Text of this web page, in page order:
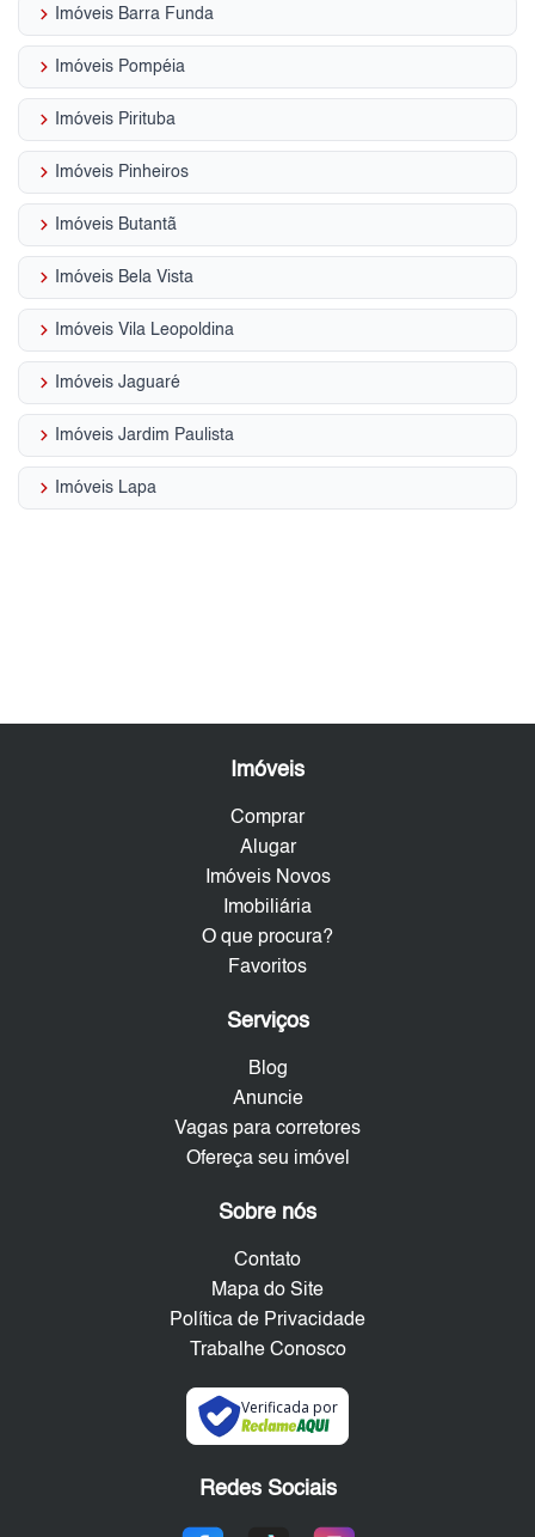
keyboard_arrow_right Imóveis Barra Funda
keyboard_arrow_right Imóveis Pompéia
keyboard_arrow_right Imóveis Pirituba
keyboard_arrow_right Imóveis Pinheiros
keyboard_arrow_right Imóveis Butantã
keyboard_arrow_right Imóveis Bela Vista
keyboard_arrow_right Imóveis Vila Leopoldina
keyboard_arrow_right Imóveis Jaguaré
keyboard_arrow_right Imóveis Jardim Paulista
keyboard_arrow_right Imóveis Lapa
Imóveis
Comprar
Alugar
Imóveis Novos
Imobiliária
O que procura?
Favoritos
Serviços
Blog
Anuncie
Vagas para corretores
Ofereça seu imóvel
Sobre nós
Contato
Mapa do Site
Política de Privacidade
Trabalhe Conosco
Verificada por
Redes Sociais